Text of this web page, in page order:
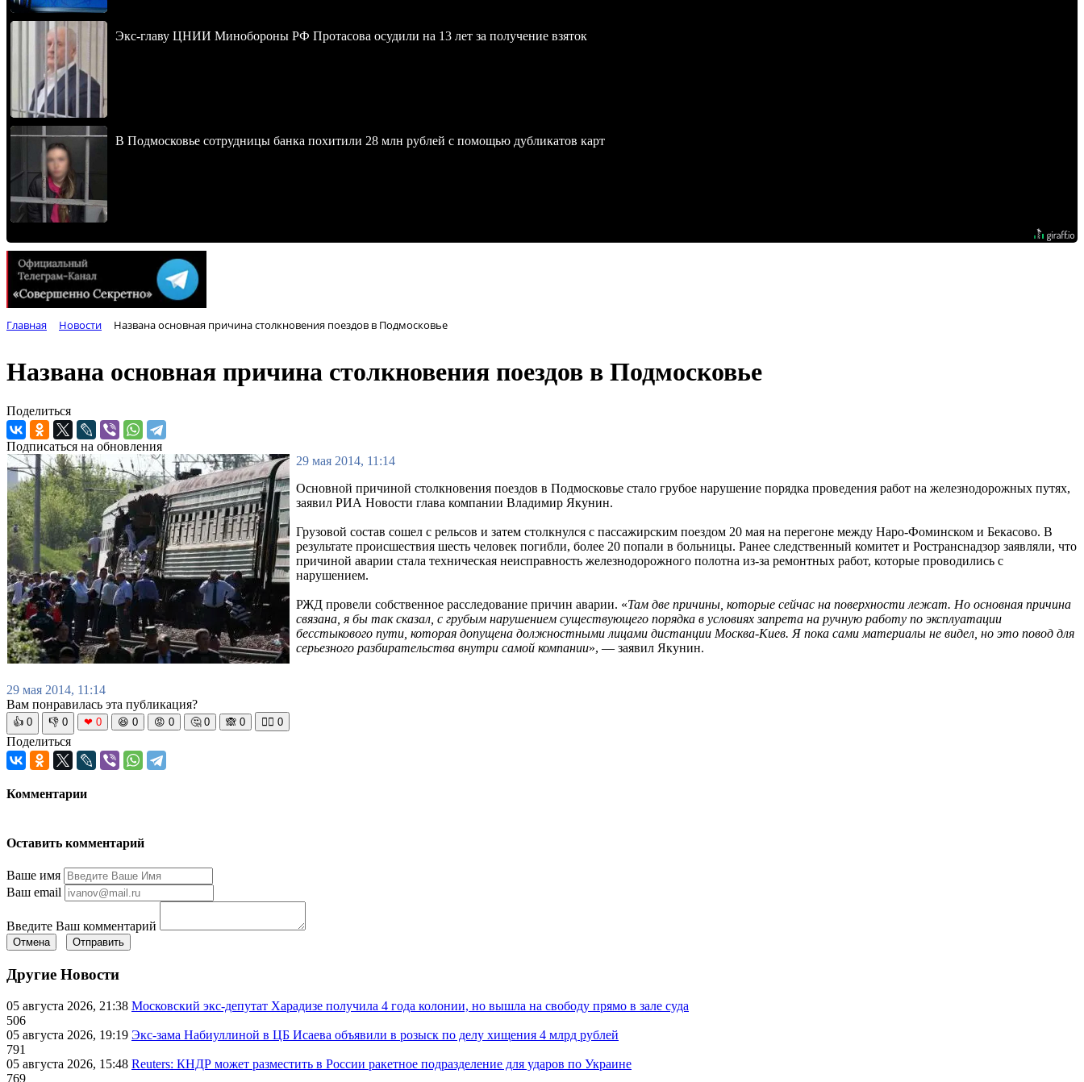
Экс-главу ЦНИИ Минобороны РФ Протасова осудили на 13 лет за получение взяток
В Подмосковье сотрудницы банка похитили 28 млн рублей с помощью дубликатов карт
Главная Новости Названа основная причина столкновения поездов в Подмосковье
Названа основная причина столкновения поездов в Подмосковье
Поделиться
Подписаться на обновления
29 мая 2014, 11:14
Основной причиной столкновения поездов в Подмосковье стало грубое нарушение порядка проведения работ на железнодорожных путях,
заявил РИА Новости глава компании Владимир Якунин.
Грузовой состав сошел с рельсов и затем столкнулся с пассажирским поездом 20 мая на перегоне между Наро-Фоминском и Бекасово. В
результате происшествия шесть человек погибли, более 20 попали в больницы. Ранее следственный комитет и Ространснадзор заявляли, что
причиной аварии стала техническая неисправность железнодорожного полотна из-за ремонтных работ, которые проводились с
нарушением.
РЖД провели собственное расследование причин аварии. «Там две причины, которые сейчас на поверхности лежат. Но основная причина
связана, я бы так сказал, с грубым нарушением существующего порядка в условиях запрета на ручную работу по эксплуатации
бесстыкового пути, которая допущена должностными лицами дистанции Москва-Киев. Я пока сами материалы не видел, но это повод для
серьезного разбирательства внутри самой компании», — заявил Якунин.
29 мая 2014, 11:14
Вам понравилась эта публикация?
👍 0 👎 0 ❤ 0 😆 0 😡 0 🤔 0 🙈 0 🧘‍♀️ 0
Поделиться
Комментарии
Оставить комментарий
Ваше имя
Ваш email
Введите Ваш комментарий
Отмена Отправить
Другие Новости
05 августа 2026, 21:38 Московский экс-депутат Харадизе получила 4 года колонии, но вышла на свободу прямо в зале суда
506
05 августа 2026, 19:19 Экс-зама Набиуллиной в ЦБ Исаева объявили в розыск по делу хищения 4 млрд рублей
791
05 августа 2026, 15:48 Reuters: КНДР может разместить в России ракетное подразделение для ударов по Украине
769